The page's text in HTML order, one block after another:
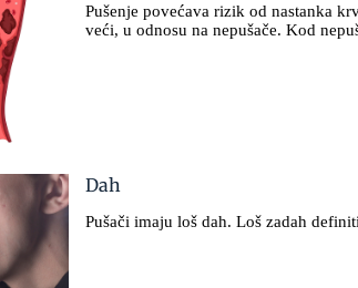
Pušenje povećava rizik od nastanka
veći, u odnosu na nepušače. Kod
Dah
Pušači imaju loš dah. Loš zadah